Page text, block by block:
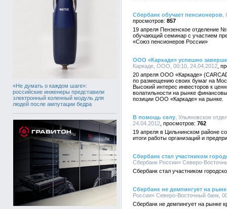
«Не думать о каждом шаге»:
российские инженеры представили
электронный коленный модуль для
людей после ампутации бедра
Сбербанк обучает пенсионеров
857
19 апреля Пензенское отделение
обучающий семинар с участием
«Союз пенсионеров России»
OOO «Каркаде» успешно
Каркаде, ООО, 00:10, 24.04.2012
20 апреля ООО «Каркаде»
по размещению своих бумаг на
Высокий интерес инвесторов к
волатильности на рынке
позиции ООО «Каркаде» на рынке.
В помощь селу , Ульяновское
24.04.2012
762
19 апреля в Цильнинском районе
итоги работы организаций и
Сбербанк стал участником
Сбербанк России» Северо-
Сбербанк стал участником
Сбербанк не демпингует на
России» Северо-Восточный банк,
Сбербанк не демпингует на рынке